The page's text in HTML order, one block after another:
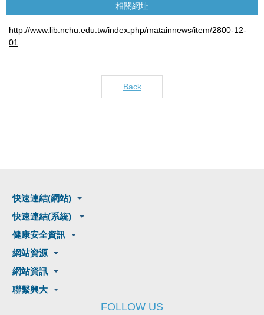
相關網址
http://www.lib.nchu.edu.tw/index.php/matainnews/item/2800-12-
01
Back
快速連結(網站)
快速連結(系統)
健康安全資訊
網站資源
網站資訊
聯繫興大
FOLLOW US